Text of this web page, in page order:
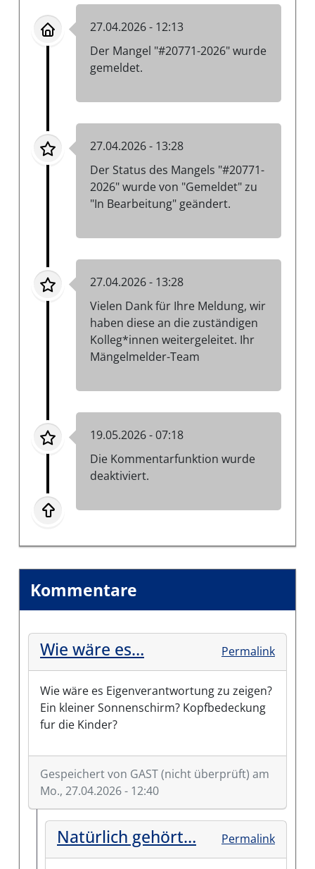
27.04.2026 - 12:13
Der Mangel "#20771-2026" wurde
gemeldet.
27.04.2026 - 13:28
Der Status des Mangels "#20771-
2026" wurde von "Gemeldet" zu
"In Bearbeitung" geändert.
27.04.2026 - 13:28
Vielen Dank für Ihre Meldung, wir
haben diese an die zuständigen
Kolleg*innen weitergeleitet. Ihr
Mängelmelder-Team
19.05.2026 - 07:18
Die Kommentarfunktion wurde
deaktiviert.
Kommentare
Wie wäre es… Permalink
Wie wäre es Eigenverantwortung zu zeigen?
Ein kleiner Sonnenschirm? Kopfbedeckung
fur die Kinder?
Gespeichert von GAST (nicht überprüft) am
Mo., 27.04.2026 - 12:40
Natürlich gehört… Permalink